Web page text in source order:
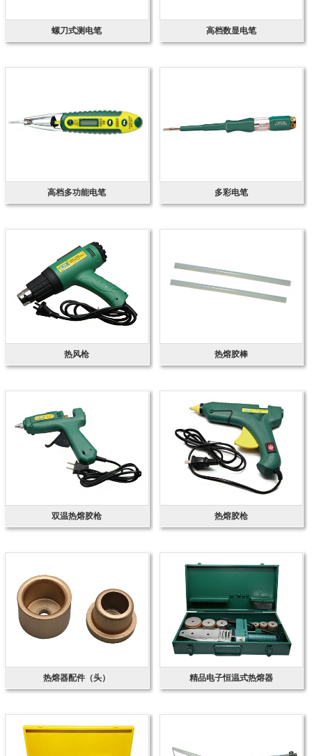
螺刀式测电笔 高档数显电笔
高档多功能电笔 多彩电笔
热风枪 热熔胶棒
双温热熔胶枪 热熔胶枪
热熔器配件（头） 精品电子恒温式热熔器